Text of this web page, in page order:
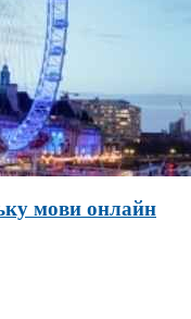
мови онлайн